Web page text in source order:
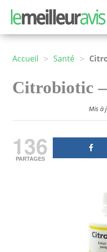
Accueil > Santé >
Citrobiotic
Mis à
136
PARTAGES